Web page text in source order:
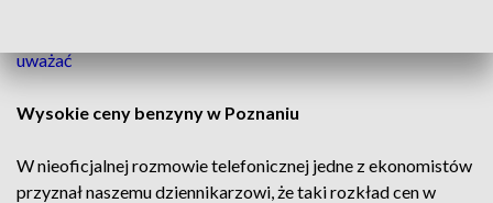
uważać
Wysokie ceny benzyny w Poznaniu
W nieoficjalnej rozmowie telefonicznej jedne z ekonomistów
przyznał naszemu dziennikarzowi, że taki rozkład cen w